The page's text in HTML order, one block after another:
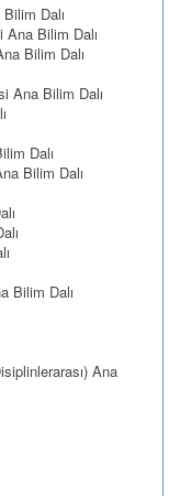
Dalı
Bilim Dalı
Bilim Dalı
Ana Bilim Dalı
Dalı
Bilim Dalı
Bilim Dalı
Ana